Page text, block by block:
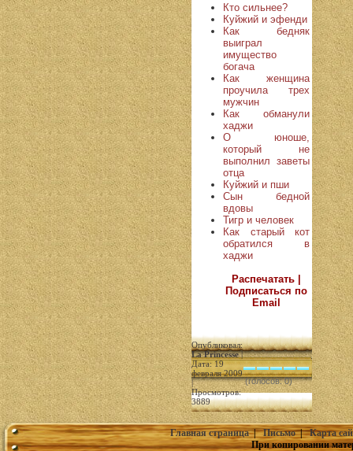
Кто сильнее?
Куйжий и эфенди
Как бедняк
выиграл
имущество
богача
Как женщина
проучила трех
мужчин
Как обманули
хаджи
О юноше,
который не
выполнил заветы
отца
Куйжий и пши
Сын бедной
вдовы
Тигр и человек
Как старый кот
обратился в
хаджи
Распечатать |
Подписаться по
Email
Опубликовал:
La Princesse|
Дата: 19
февраля 2009
|
Просмотров:
3889
(голосов: 0)
Главная страница|Письмо|Карта
При копировании